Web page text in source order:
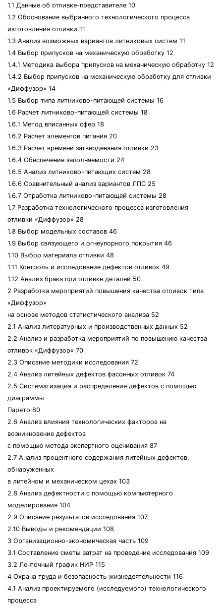
1.1 Данные об отливке-представителе 10
1.2 Обоснование выбранного технологического процесса
изготовления отливки 11
1.3 Анализ возможных вариантов литниковых систем 11
1.4 Выбор припусков на механическую обработку 12
1.4.1 Методика выбора припусков на механическую обработку 12
1.4.2 Выбор припусков на механическую обработку для отливки
«Диффузор» 14
1.5 Выбор типа литниково-питающей системы 16
1.6 Расчет литниково-питающей системы 18
1.6.1 Метод вписанных сфер 18
1.6.2 Расчет элементов питания 20
1.6.3 Расчет времени затвердевания отливки 23
1.6.4 Обеспечение заполняемости 24
1.6.5 Анализ литниково-питающих систем 28
1.6.6 Сравнительный анализ вариантов ЛПС 25
1.6.7 Отработка литниково-питающей системы 28
1.7 Разработка технологического процесса изготовления
отливки «Диффузор» 28
1.8 Выбор модельных составов 46
1.9 Выбор связующего и огнеупорного покрытия 46
1.10 Выбор материала отливки 48
1.11 Контроль и исследование дефектов отливок 49
1.12 Анализ брака при отливке деталей 50
2 Разработка мероприятий повышения качества отливок типа
«Диффузор»
на основе методов статистического анализа 52
2.1 Анализ литературных и производственных данных 52
2.2 Анализ и разработка мероприятий по повышению качества
отливок «Диффузор» 70
2.3 Описание методики исследования 72
2.4 Анализ литейных дефектов фасонных отливок 74
2.5 Систематизация и распределение дефектов с помощью
диаграммы
Парето 80
2.6 Анализ влияния технологических факторов на
возникновение дефектов
с помощью метода экспертного оценивания 87
2.7 Анализ процентного содержания литейных дефектов,
обнаруженных
в литейном и механическом цехах 103
2.8 Анализ дефектности с помощью компьютерного
моделирования 104
2.9 Описание результатов исследования 107
2.10 Выводы и рекомендации 108
3 Организационно-экономическая часть 109
3.1 Составление сметы затрат на проведение исследования 109
3.2 Ленточный график НИР 115
4 Охрана труда и безопасность жизнедеятельности 116
4.1 Анализ проектируемого (исследуемого) технологического
процесса